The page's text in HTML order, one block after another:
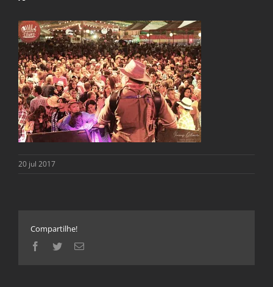
20 jul 2017
Compartilhe!
Facebook
TwitterE-